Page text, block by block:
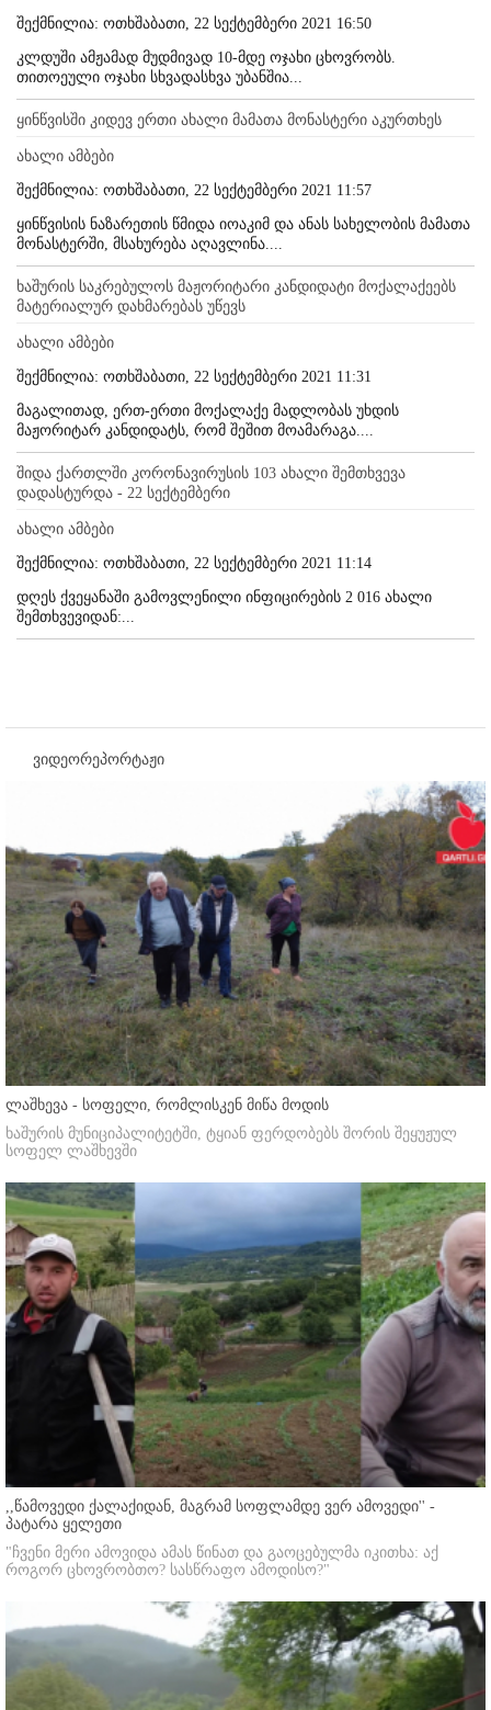
შექმნილია: ოთხშაბათი, 22 სექტემბერი 2021 16:50
კლდუში ამჟამად მუდმივად 10-მდე ოჯახი ცხოვრობს.
თითოეული ოჯახი სხვადასხვა უბანშია...
ყინწვისში კიდევ ერთი ახალი მამათა მონასტერი აკურთხეს
ახალი ამბები
შექმნილია: ოთხშაბათი, 22 სექტემბერი 2021 11:57
ყინწვისის ნაზარეთის წმიდა იოაკიმ და ანას სახელობის მამათა
მონასტერში, მსახურება აღავლინა....
ხაშურის საკრებულოს მაჟორიტარი კანდიდატი მოქალაქეებს
მატერიალურ დახმარებას უწევს
ახალი ამბები
შექმნილია: ოთხშაბათი, 22 სექტემბერი 2021 11:31
მაგალითად, ერთ-ერთი მოქალაქე მადლობას უხდის
მაჟორიტარ კანდიდატს, რომ შეშით მოამარაგა....
შიდა ქართლში კორონავირუსის 103 ახალი შემთხვევა
დადასტურდა - 22 სექტემბერი
ახალი ამბები
შექმნილია: ოთხშაბათი, 22 სექტემბერი 2021 11:14
დღეს ქვეყანაში გამოვლენილი ინფიცირების 2 016 ახალი
შემთხვევიდან:...
ვიდეორეპორტაჟი
ლაშხევა - სოფელი, რომლისკენ მიწა მოდის
ხაშურის მუნიციპალიტეტში, ტყიან ფერდობებს შორის შეყუჟულ
სოფელ ლაშხევში
,,წამოვედი ქალაქიდან, მაგრამ სოფლამდე ვერ ამოვედი'' -
პატარა ყელეთი
"ჩვენი მერი ამოვიდა ამას წინათ და გაოცებულმა იკითხა: აქ
როგორ ცხოვრობთო? სასწრაფო ამოდისო?"